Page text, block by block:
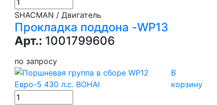
SHACMAN / Двигатель
Прокладка поддона -WP13
Арт.: 1001799606
по запросу
В
корзину